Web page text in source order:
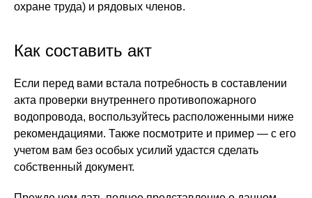
охране труда) и рядовых членов.
Как составить акт
Если перед вами встала потребность в составлении
акта проверки внутреннего противопожарного
водопровода, воспользуйтесь расположенными ниже
рекомендациями. Также посмотрите и пример — с его
учетом вам без особых усилий удастся сделать
собственный документ.